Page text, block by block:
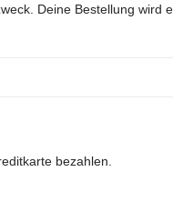
Deine Bestellung wird
bezahlen.